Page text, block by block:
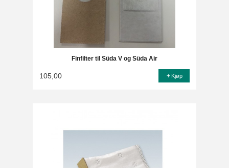
Finfilter til Süda V og Süda Air
105,00 Kjøp